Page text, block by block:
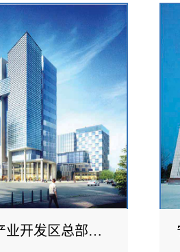
衡阳国家级高新技术产业开发区总部基地项目